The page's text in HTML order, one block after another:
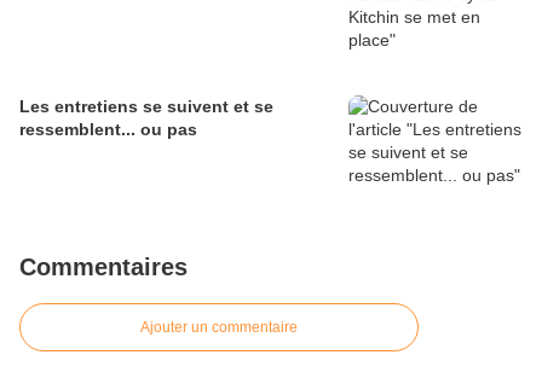
Les entretiens se suivent et se
ressemblent... ou pas
Commentaires
Ajouter un commentaire